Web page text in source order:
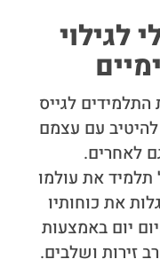
לגילוי
לגייס
להיטיב עם עצמם
לאחרים.
את עולמו
את כוחותיו
יום באמצעות
זירות ושלבים.